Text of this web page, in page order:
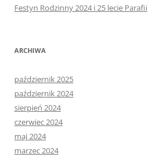
Festyn Rodzinny 2024 i 25 lecie Parafii
ARCHIWA
październik 2025
październik 2024
sierpień 2024
czerwiec 2024
maj 2024
marzec 2024